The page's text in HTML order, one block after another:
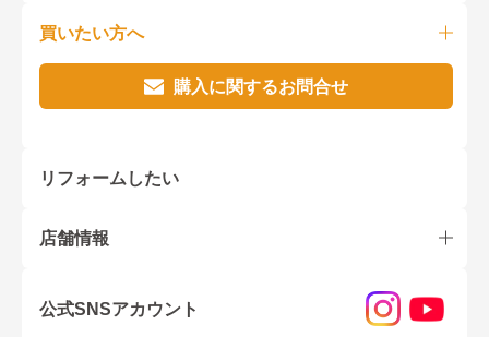
買いたい方へ
購入に関するお問合せ
リフォームしたい
店舗情報
公式SNSアカウント